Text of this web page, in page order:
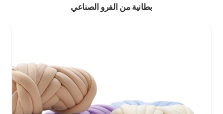
بطانية من الفرو الصناعي